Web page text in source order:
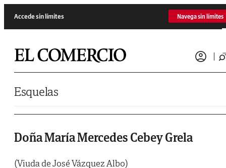
Accede sin límites Navega sin límites
Esquelas
Doña María Mercedes Cebey Grela
(Viuda de José Vázquez Albo)